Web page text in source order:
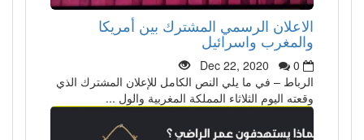
الاعلان الرسمي المشترك بين أمريكا
والمغرب واسرائيل
Dec 22, 2020
0
الرباط – في ما يلي النص الكامل للإعلان المشترك الذي
وقعته اليوم الثلاثاء المملكة المغربية والول ...